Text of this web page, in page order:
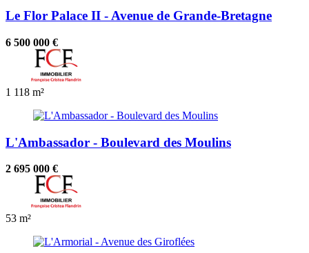
Le Flor Palace II - Avenue de Grande-Bretagne
6 500 000 €
1 118 m²
L'Ambassador - Boulevard des Moulins
2 695 000 €
53 m²